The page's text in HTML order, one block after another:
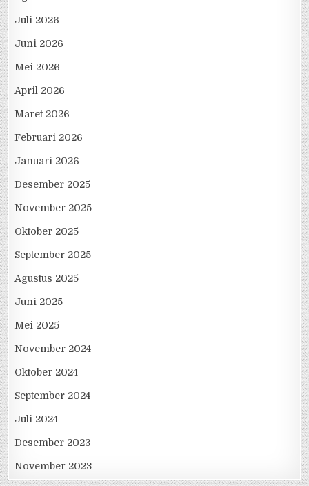
Juli 2026
Juni 2026
Mei 2026
April 2026
Maret 2026
Februari 2026
Januari 2026
Desember 2025
November 2025
Oktober 2025
September 2025
Agustus 2025
Juni 2025
Mei 2025
November 2024
Oktober 2024
September 2024
Juli 2024
Desember 2023
November 2023